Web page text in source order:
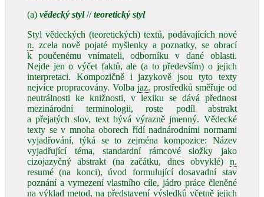
(a) vědecký styl//teoretický styl
Styl vědeckých (teoretických) textů, podávajících nové
n. zcela nově pojaté myšlenky a poznatky, se obrací
k poučenému vnímateli, odborníku v dané oblasti.
Nejde jen o výčet faktů, ale (a to především) o jejich
interpretaci. Kompozičně i jazykově jsou tyto texty
nejvíce propracovány. Volba jaz. prostředků směřuje od
neutrálnosti ke knižnosti, v lexiku se dává přednost
mezinárodní terminologii, roste podíl abstrakt
a přejatých slov, text bývá výrazně jmenný. Vědecké
texty se v mnoha oborech řídí nadnárodními normami
vyjadřování, týká se to zejména kompozice: Název
vyjadřující téma, standardní rámcové složky jako
cizojazyčný abstrakt (na začátku, dnes obvyklé) n.
resumé (na konci), úvod formulující dosavadní stav
poznání a vymezení vlastního cíle, jádro práce členěné
na výklad metod, na představení výsledků včetně jejich